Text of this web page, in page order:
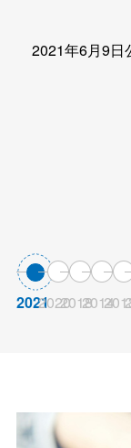
2021年6月9日
2021202020182014